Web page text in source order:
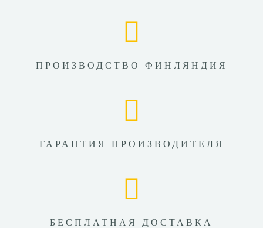
ПРОИЗВОДСТВО ФИНЛЯНДИЯ
ГАРАНТИЯ ПРОИЗВОДИТЕЛЯ
БЕСПЛАТНАЯ ДОСТАВКА